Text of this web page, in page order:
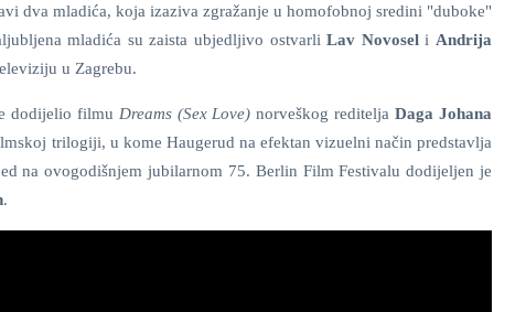
dva mladića, koja izaziva zgražanje u homofobnoj sredini "duboke"
mladića su zaista ubjedljivo ostvarliLav Novoseli Andrija
u Zagrebu.
dodijelio filmu Dreams (Sex Love) norveškog rediteljaDaga Johana
trilogiji, u kome Haugerud na efektan vizuelni način predstavlja
na ovogodišnjem jubilarnom 75. Berlin Film Festivalu dodijeljen je
.